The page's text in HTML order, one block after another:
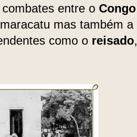
entre o Congo
mas também a
como o reisado,